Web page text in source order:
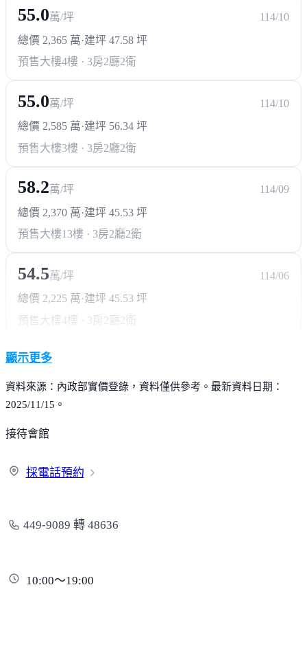
55.0萬/坪
114/10
總價 2,365 萬·建坪 47.58 坪
預售大樓4樓 · 3房2廳2衛
55.0萬/坪
114/10
總價 2,585 萬·建坪 56.34 坪
預售大樓3樓 · 3房2廳2衛
58.2萬/坪
114/09
總價 2,370 萬·建坪 45.53 坪
預售大樓13樓 · 3房2廳2衛
54.5萬/坪
114/06
總價 2,225 萬 ·建坪 45.53 坪
預售大樓4樓 · 3房2廳2衛
顯示更多
資料來源：內政部實價登錄，資料僅供參考。最新資料日期：
2025/11/15。
接待會館
採電話預約
449-9089 轉 48636
10:00～19:00